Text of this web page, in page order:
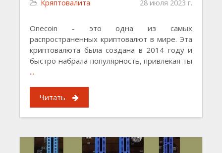
Кряптовалита 28 июля 2023 г.
Onecoin - это одна из самых
распространенных криптовалют в мире. Эта
криптовалюта была создана в 2014 году и
быстро набрала популярность, привлекая ты
...
Читать